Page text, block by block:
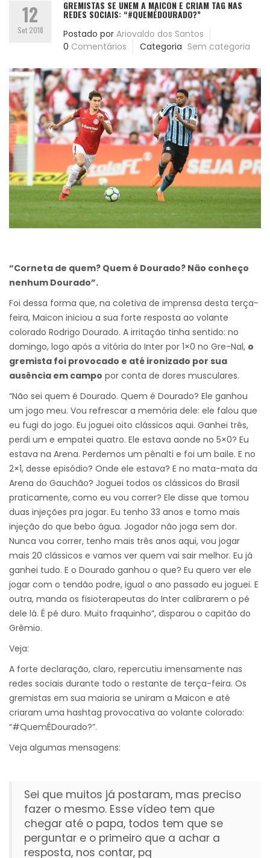
12
Set 2018
GREMISTAS SE UNEM A MAICON E CRIAM TAG NAS
REDES SOCIAIS: “#QUEMÉDOURADO?”
Postado por Ariovaldo dos Santos
0 Comentários Categoria Sem categoria
“Corneta de quem? Quem é Dourado? Não conheço
nenhum Dourado”.
Foi dessa forma que, na coletiva de imprensa desta terça-
feira, Maicon iniciou a sua forte resposta ao volante
colorado Rodrigo Dourado. A irritação tinha sentido: no
domingo, logo após a vitória do Inter por 1×0 no Gre-Nal, o
gremista foi provocado e até ironizado por sua
ausência em campo por conta de dores musculares.
“Não sei quem é Dourado. Quem é Dourado? Ele ganhou
um jogo meu. Vou refrescar a memória dele: ele falou que
eu fugi do jogo. Eu joguei oito clássicos aqui. Ganhei três,
perdi um e empatei quatro. Ele estava aonde no 5×0? Eu
estava na Arena. Perdemos um pênalti e foi um baile. E no
2×1, desse episódio? Onde ele estava? E no mata-mata da
Arena do Gauchão? Joguei todos os clássicos do Brasil
praticamente, como eu vou correr? Ele disse que tomou
duas injeções pra jogar. Eu tenho 33 anos e tomo mais
injeção do que bebo água. Jogador não joga sem dor.
Nunca vou correr, tenho mais três anos aqui, vou jogar
mais 20 clássicos e vamos ver quem vai sair melhor. Eu já
ganhei tudo. E o Dourado ganhou o que? Eu quero ver ele
jogar com o tendão podre, igual o ano passado eu joguei. E
outra, manda os fisioterapeutas do Inter calibrarem o pé
dele lá. É pé duro. Muito fraquinho”, disparou o capitão do
Grêmio.
Veja:
A forte declaração, claro, repercutiu imensamente nas
redes sociais durante todo o restante de terça-feira. Os
gremistas em sua maioria se uniram a Maicon e até
criaram uma hashtag provocativa ao volante colorado:
“#QuemÉDourado?”.
Veja algumas mensagens:
Sei que muitos já postaram, mas preciso
fazer o mesmo. Esse vídeo tem que
chegar até o papa, todos tem que se
perguntar e o primeiro que a achar a
resposta, nos contar, pq